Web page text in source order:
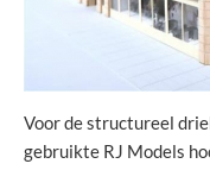
Voor de structureel
gebruikte RJ Models